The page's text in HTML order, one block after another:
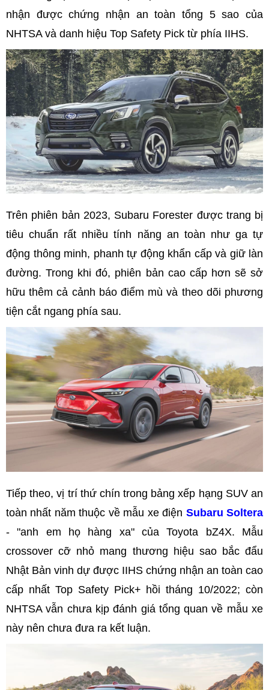
nhận được chứng nhận an toàn tổng 5 sao của
NHTSA và danh hiệu Top Safety Pick từ phía IIHS.
Trên phiên bản 2023, Subaru Forester được trang bị
tiêu chuẩn rất nhiều tính năng an toàn như ga tự
động thông minh, phanh tự động khẩn cấp và giữ làn
đường. Trong khi đó, phiên bản cao cấp hơn sẽ sở
hữu thêm cả cảnh báo điểm mù và theo dõi phương
tiện cắt ngang phía sau.
Tiếp theo, vị trí thứ chín trong bảng xếp hạng SUV an
toàn nhất năm thuộc về mẫu xe điện Subaru Soltera
- "anh em họ hàng xa" của Toyota bZ4X. Mẫu
crossover cỡ nhỏ mang thương hiệu sao bắc đẩu
Nhật Bản vinh dự được IIHS chứng nhận an toàn cao
cấp nhất Top Safety Pick+ hồi tháng 10/2022; còn
NHTSA vẫn chưa kịp đánh giá tổng quan về mẫu xe
này nên chưa đưa ra kết luận.